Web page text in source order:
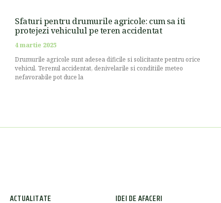
Sfaturi pentru drumurile agricole: cum sa iti
protejezi vehiculul pe teren accidentat
4 martie 2025
Drumurile agricole sunt adesea dificile si solicitante pentru orice
vehicul. Terenul accidentat, denivelarile si conditiile meteo
nefavorabile pot duce la
ACTUALITATE IDEI DE AFACERI